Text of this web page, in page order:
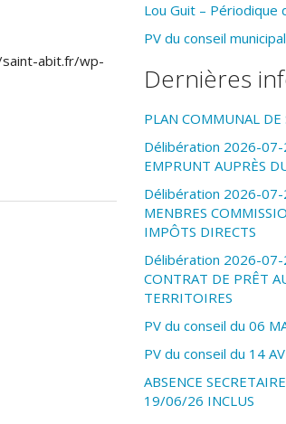
saint-abit.fr/wp-
Lou Guit – Périodique
PV du conseil municipal
Dernières
PLAN COMMUNAL
Délibération 2026-07-
EMPRUNT AUPRÈS
Délibération 2026-07-
MENBRES
IMPÔTS DIRECTS
Délibération 2026-07-
CONTRAT DE PRÊT
TERRITOIRES
PV du conseil du 06
PV du conseil du 14
ABSENCE
19/06/26 INCLUS